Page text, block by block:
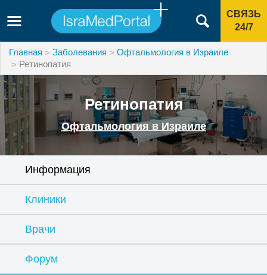
СВЯЗЬ
24/7
Главная Заболевания
Офтальмология в Израиле
Ретинопатия
Ретинопатия
Офтальмология в Израиле
Информация
Клиники
Врачи
Форум